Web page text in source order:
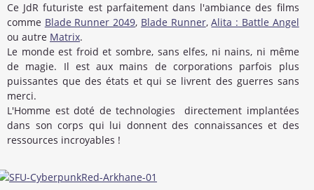
Ce JdR futuriste est parfaitement dans l'ambiance des films
comme Blade Runner 2049, Blade Runner,Alita : Battle Angel
ou autre Matrix.
Le monde est froid et sombre, sans elfes, ni nains, ni même
de magie. Il est aux mains de corporations parfois plus
puissantes que des états et qui se livrent des guerres sans
merci.
L'Homme est doté de technologies directement implantées
dans son corps qui lui donnent des connaissances et des
ressources incroyables !